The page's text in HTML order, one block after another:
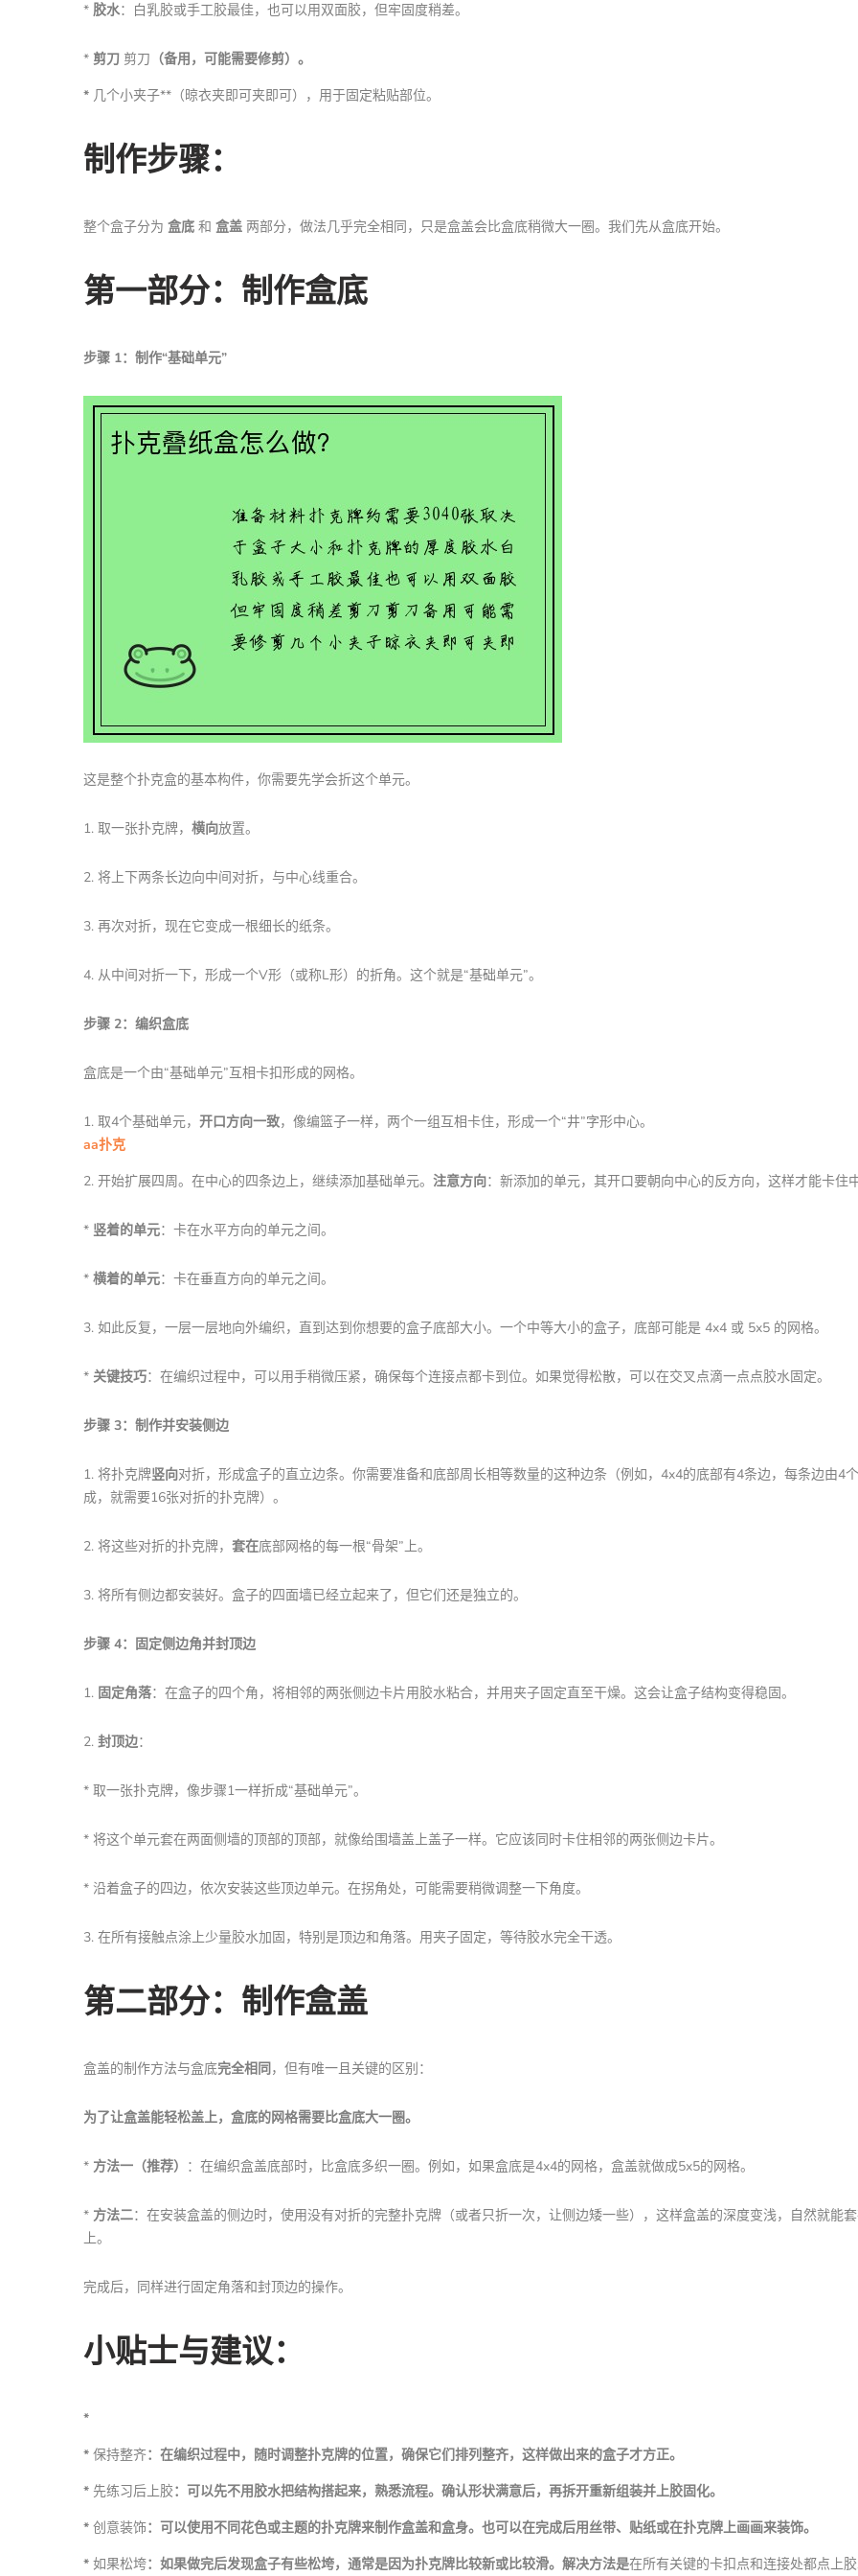
* 胶水：白乳胶或手工胶最佳，也可以用双面胶，但牢固度稍差。
* 剪刀 剪刀 （备用，可能需要修剪）。
* 几个小夹子**（晾衣夹即可夹即可），用于固定粘贴部位。
制作步骤：
整个盒子分为 盒底 和 盒盖 两部分，做法几乎完全相同，只是盒盖会比盒底稍微大一圈。我们先从盒底开始。
第一部分：制作盒底
步骤 1：制作“基础单元”
这是整个扑克盒的基本构件，你需要先学会折这个单元。
1. 取一张扑克牌， 横向放置。
2. 将上下两条长边向中间对折，与中心线重合。
3. 再次对折，现在它变成一根细长的纸条。
4. 从中间对折一下，形成一个V形（或称L形）的折角。这个就是“基础单元”。
步骤 2：编织盒底
盒底是一个由“基础单元”互相卡扣形成的网格。
1. 取4个基础单元， 开口方向一致，像编篮子一样，两个一组互相卡住，形成一个“井”字形中心。
aa扑克
2. 开始扩展四周。在中心的四条边上，继续添加基础单元。 注意方向：新添加的单元，其开口要朝向中心的反方向，这样才能卡住
* 竖着的单元：卡在水平方向的单元之间。
* 横着的单元：卡在垂直方向的单元之间。
3. 如此反复，一层一层地向外编织，直到达到你想要的盒子底部大小。一个中等大小的盒子，底部可能是 4x4 或 5x5 的网格。
* 关键技巧：在编织过程中，可以用手稍微压紧，确保每个连接点都卡到位。如果觉得松散，可以在交叉点滴一点点胶水固定。
步骤 3：制作并安装侧边
1. 将扑克牌竖向对折，形成盒子的直立边条。你需要准备和底部周长相等数量的这种边条（例如，4x4的底部有4条边，每条边由4
成，就需要16张对折的扑克牌）。
2. 将这些对折的扑克牌， 套在底部网格的每一根“骨架”上。
3. 将所有侧边都安装好。盒子的四面墙已经立起来了，但它们还是独立的。
步骤 4：固定侧边角并封顶边
1. 固定角落：在盒子的四个角，将相邻的两张侧边卡片用胶水粘合，并用夹子固定直至干燥。这会让盒子结构变得稳固。
2. 封顶边：
* 取一张扑克牌，像步骤1一样折成“基础单元”。
* 将这个单元套在两面侧墙的顶部的顶部，就像给围墙盖上盖子一样。它应该同时卡住相邻的两张侧边卡片。
* 沿着盒子的四边，依次安装这些顶边单元。在拐角处，可能需要稍微调整一下角度。
3. 在所有接触点涂上少量胶水加固，特别是顶边和角落。用夹子固定，等待胶水完全干透。
第二部分：制作盒盖
盒盖的制作方法与盒底完全相同，但有唯一且关键的区别：
为了让盒盖能轻松盖上，盒底的网格需要比盒底大一圈。
* 方法一（推荐） ：在编织盒盖底部时，比盒底多织一圈。例如，如果盒底是4x4的网格，盒盖就做成5x5的网格。
* 方法二：在安装盒盖的侧边时，使用没有对折的完整扑克牌（或者只折一次，让侧边矮一些），这样盒盖的深度变浅，自然就能
上。
完成后，同样进行固定角落和封顶边的操作。
小贴士与建议：
*
* 保持整齐：在编织过程中，随时调整扑克牌的位置，确保它们排列整齐，这样做出来的盒子才方正。
* 先练习后上胶：可以先不用胶水把结构搭起来，熟悉流程。确认形状满意后，再拆开重新组装并上胶固化。
* 创意装饰：可以使用不同花色或主题的扑克牌来制作盒盖和盒身。也可以在完成后用丝带、贴纸或在扑克牌上画画来装饰。
* 如果松垮：如果做完后发现盒子有些松垮，通常是因为扑克牌比较新或比较滑。解决方法是在所有关键的卡扣点和连接处都点上